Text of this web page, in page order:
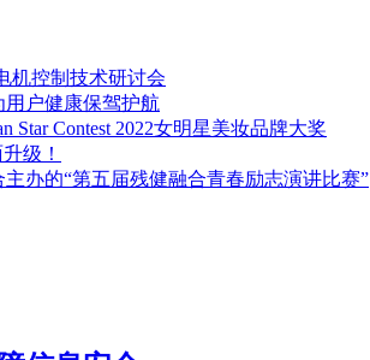
机控制技术研讨会
户健康保驾护航
Contest 2022女明星美妆品牌大奖
级！
办的“第五届残健融合青春励志演讲比赛”